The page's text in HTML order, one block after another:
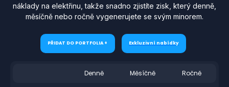
náklady na elektřinu, takže snadno zjistíte zisk, který denně,
měsíčně nebo ročně vygenerujete se svým minorem.
PŘIDAT DO PORTFOLIA + Exkluzivní nabídky
Denně Měsíčně Ročně